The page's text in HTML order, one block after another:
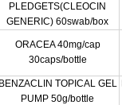
PLEDGETS(CLEOCIN
GENERIC) 60swab/box
ORACEA 40mg/cap
30caps/bottle
BENZACLIN TOPICAL GEL
PUMP 50g/bottle